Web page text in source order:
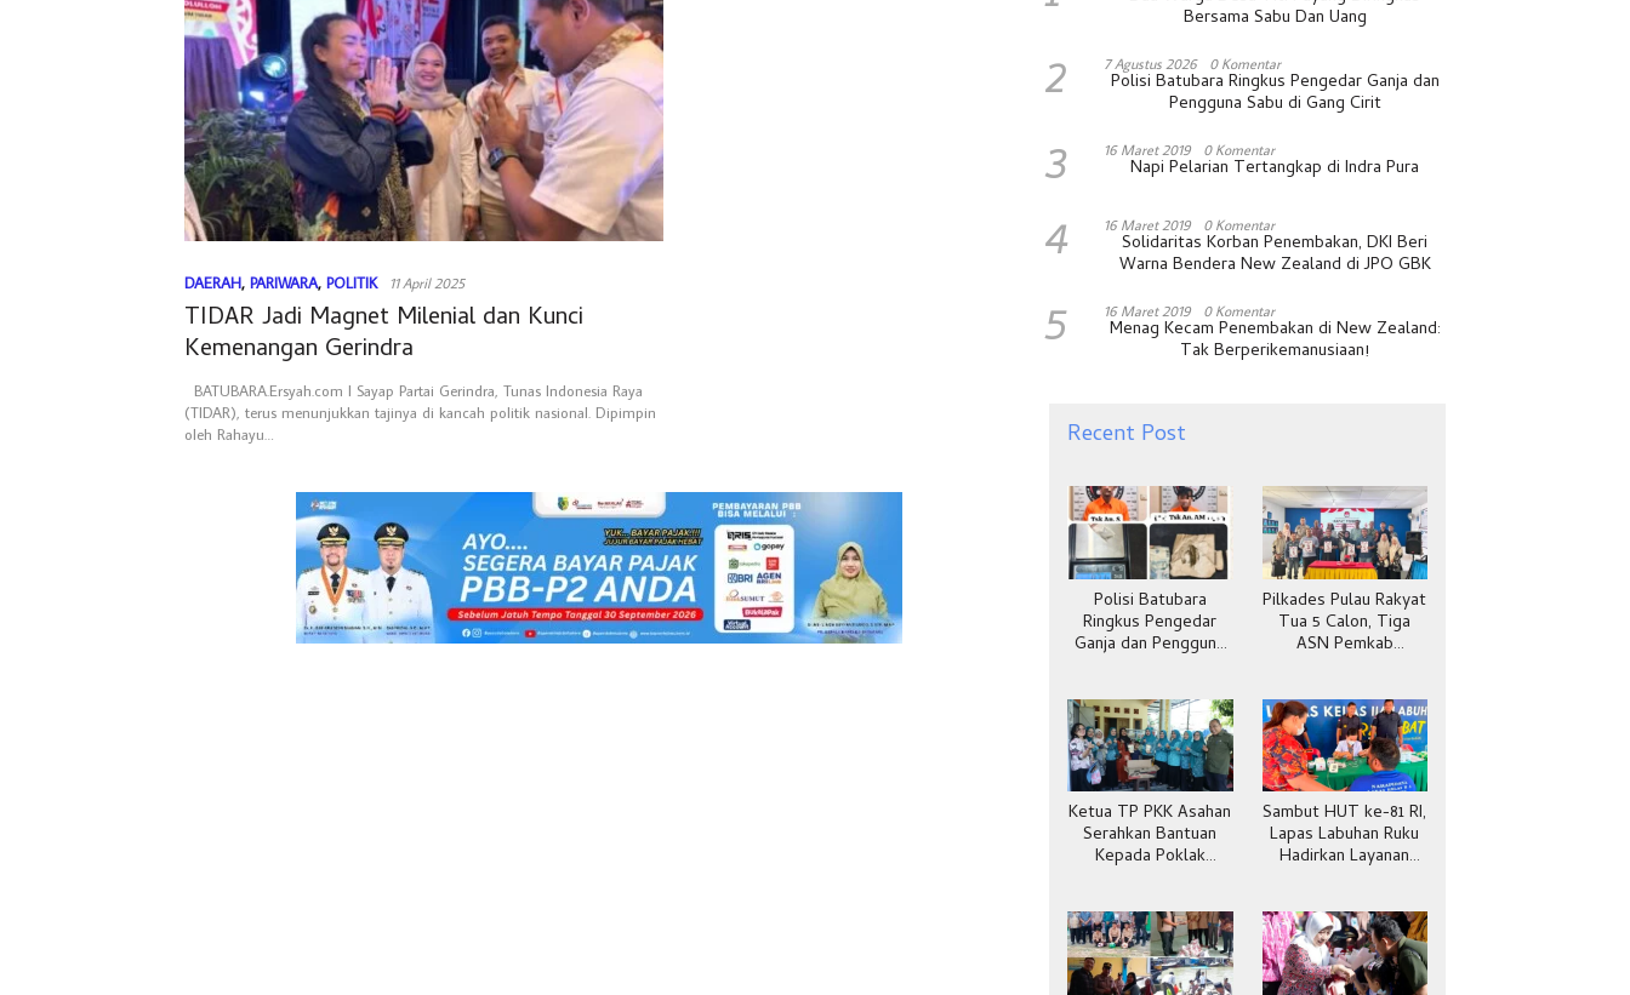
DAERAH, PARIWARA, POLITIK 11 April 2025
TIDAR Jadi Magnet Milenial dan Kunci
Kemenangan Gerindra
BATUBARA.Ersyah.com l Sayap Partai Gerindra, Tunas Indonesia Raya
(TIDAR), terus menunjukkan tajinya di kancah politik nasional. Dipimpin
oleh Rahayu…
Bersama Sabu Dan Uang
2 7 Agustus 2026 0 Komentar
Polisi Batubara Ringkus Pengedar Ganja dan
Pengguna Sabu di Gang Cirit
3 16 Maret 2019 0 Komentar
Napi Pelarian Tertangkap di Indra Pura
4 16 Maret 2019 0 Komentar
Solidaritas Korban Penembakan, DKI Beri
Warna Bendera New Zealand di JPO GBK
5 16 Maret 2019 0 Komentar
Menag Kecam Penembakan di New Zealand:
Tak Berperikemanusiaan!
Recent Post
Polisi Batubara
Ringkus Pengedar
Ganja dan Pengguna
Pilkades Pulau Rakyat
Tua 5 Calon, Tiga
ASN Pemkab
Ketua TP PKK Asahan
Serahkan Bantuan
Kepada Poklak
Sambut HUT ke-81 RI,
Lapas Labuhan Ruku
Hadirkan Layanan